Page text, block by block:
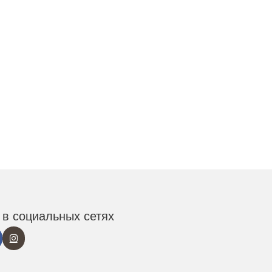
социальных сетях